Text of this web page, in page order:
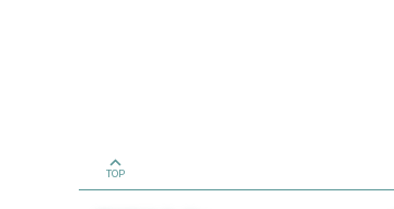
TOP